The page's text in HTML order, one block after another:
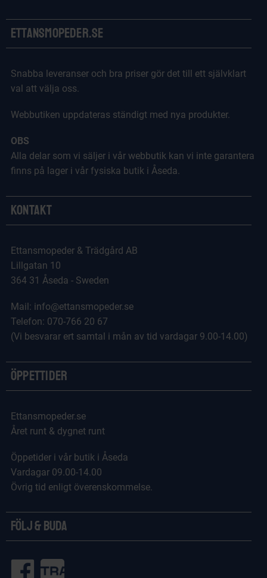
Ettansmopeder.se
Snabba leveranser och bra priser gör det till ett självklart
val att välja oss.
Webbutiken uppdateras ständigt med nya produkter.
OBS
Alla delar som vi säljer i vår webbutik kan vi inte garantera
finns på lager i vår fysiska butik i Åseda.
Kontakt
Ettansmopeder & Trädgård AB
Lillgatan 10
364 31 Åseda - Sweden
Mail: info@ettansmopeder.se
Telefon: 070-766 20 67
(Vi besvarar ert samtal i mån av tid vardagar 9.00-14.00)
Öppettider
Ettansmopeder.se
Året runt & dygnet runt
Öppetider i vår butik i Åseda
Vardagar 09.00-14.00
Övrig tid enligt överenskommelse.
Följ & Buda